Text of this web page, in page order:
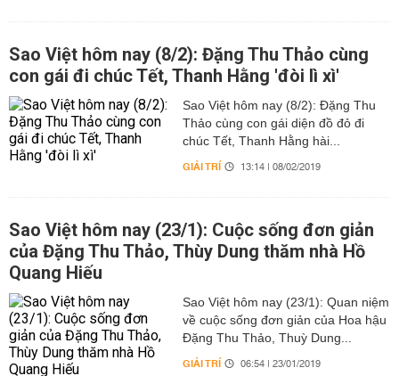
Sao Việt hôm nay (8/2): Đặng Thu Thảo cùng
con gái đi chúc Tết, Thanh Hằng 'đòi lì xì'
Sao Việt hôm nay (8/2): Đặng Thu
Thảo cùng con gái diện đồ đỏ đi
chúc Tết, Thanh Hằng hài...
GIẢI TRÍ 13:14 | 08/02/2019
Sao Việt hôm nay (23/1): Cuộc sống đơn giản
của Đặng Thu Thảo, Thùy Dung thăm nhà Hồ
Quang Hiếu
Sao Việt hôm nay (23/1): Quan niệm
về cuộc sống đơn giản của Hoa hậu
Đặng Thu Thảo, Thuỳ Dung...
GIẢI TRÍ 06:54 | 23/01/2019